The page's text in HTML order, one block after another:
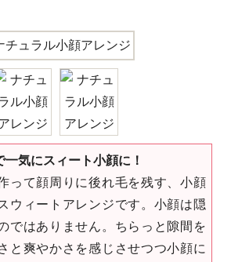
気にスィート小顔に！
って顔周りに後れ毛を残す、小顔
ウィートアレンジです。小顔は隠
ではありません。ちらっと隙間を
と爽やかさを感じさせつつ小顔に